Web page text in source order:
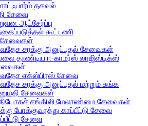
தகவல்
சேவை
ஆட்சேர்ப்பு
கூட்டணி
சரக்கு அனுப்புதல் சேவைகள்
தாண்டிய ஈ-காமர்ஸ் லாஜிஸ்டிக்ஸ்
எக்ஸ்பிரஸ் சேவை
சரக்கு அனுப்புதல் மற்றும் சுங்க
சேவைகள்
சங்கிலி மேலாண்மை சேவைகள்
போக்குவரத்து காப்பீட்டு சேவை
சேவை